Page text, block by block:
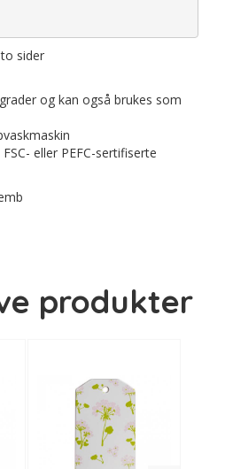
sider
og kan også brukes som
eller PEFC-sertifiserte
produkter